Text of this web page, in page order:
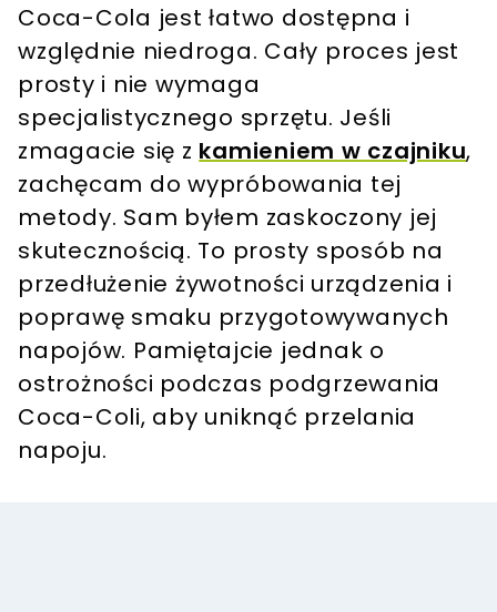
Coca-Cola jest łatwo dostępna i
względnie niedroga. Cały proces jest
prosty i nie wymaga
specjalistycznego sprzętu. Jeśli
zmagacie się z kamieniem w czajniku,
zachęcam do wypróbowania tej
metody. Sam byłem zaskoczony jej
skutecznością. To prosty sposób na
przedłużenie żywotności urządzenia i
poprawę smaku przygotowywanych
napojów. Pamiętajcie jednak o
ostrożności podczas podgrzewania
Coca-Coli, aby uniknąć przelania
napoju.